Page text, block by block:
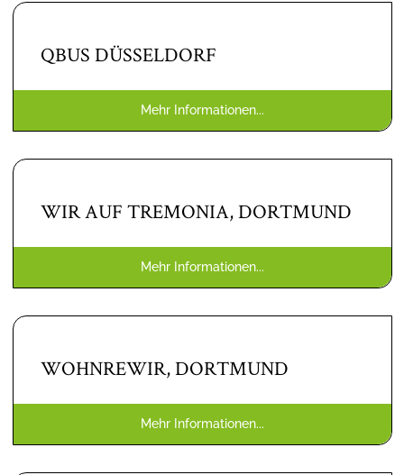
QBUS DÜSSELDORF
Mehr Informationen...
WIR AUF TREMONIA, DORTMUND
Mehr Informationen...
WOHNREWIR, DORTMUND
Mehr Informationen...